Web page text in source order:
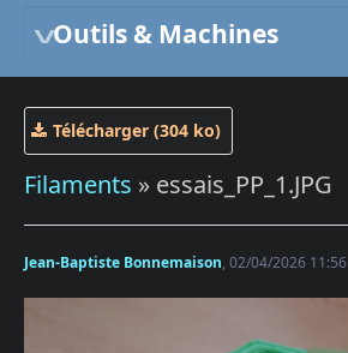
Outils & Machines
Télécharger (304 ko)
Filaments » essais_PP_1.JPG
Jean-Baptiste Bonnemaison, 02/04/2026 11:56